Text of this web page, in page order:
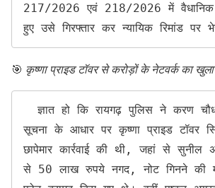
217/2026 एवं 218/2026 में वैधानिक
हुए उसे गिरफ्तार कर न्यायिक रिमांड पर
🎯 कृष्णा प्राइड टॉवर से करोड़ों के नेटवर्क का
  ज्ञात हो कि रायगढ़ पुलिस ने करण चौधरी से प्राप्त
सूचना के आधार पर कृष्णा प्राइड टॉवर
छापेमार कार्रवाई की थी, जहां से सुनील
से 50 लाख रुपये नगद, नोट गिनने की